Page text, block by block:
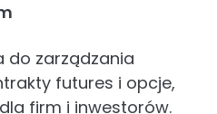
do zarządzania
futures i opcje,
firm i inwestorów.